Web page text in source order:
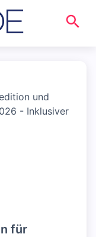
und
- Inklusiver
für